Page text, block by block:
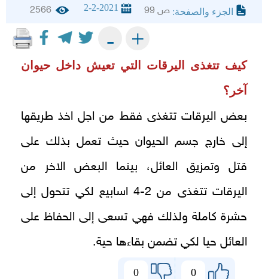
الجزء والصفحة: ص 99 2-2-2021
2566
+
-
كيف تتغذى اليرقات التي تعيش داخل حيوان
آخر؟
بعض اليرقات تتغذى فقط من اجل اخذ طريقها
إلى خارج جسم الحيوان حيث تعمل بذلك على
قتل وتمزيق العائل، بينما البعض الاخر من
اليرقات تتغذى من 2-4 اسابيع لكي تتحول إلى
حشرة كاملة ولذلك فهي تسعى إلى الحفاظ على
العائل حيا لكي تضمن بقاءها حية.
0
0